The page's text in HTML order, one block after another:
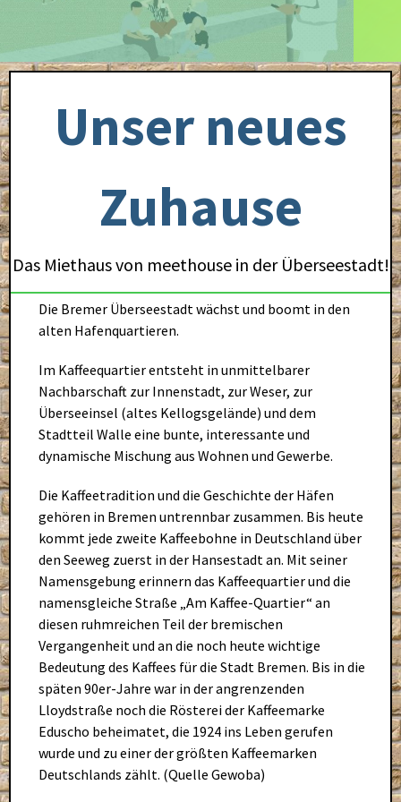
Unser neues
Zuhause
Das Miethaus von meethouse in der Überseestadt!
Die Bremer Überseestadt wächst und boomt in den
alten Hafenquartieren.
Im Kaffeequartier entsteht in unmittelbarer
Nachbarschaft zur Innenstadt, zur Weser, zur
Überseeinsel (altes Kellogsgelände) und dem
Stadtteil Walle eine bunte, interessante und
dynamische Mischung aus Wohnen und Gewerbe.
Die Kaffeetradition und die Geschichte der Häfen
gehören in Bremen untrennbar zusammen. Bis heute
kommt jede zweite Kaffeebohne in Deutschland über
den Seeweg zuerst in der Hansestadt an. Mit seiner
Namensgebung erinnern das Kaffeequartier und die
namensgleiche Straße „Am Kaffee-Quartier“ an
diesen ruhmreichen Teil der bremischen
Vergangenheit und an die noch heute wichtige
Bedeutung des Kaffees für die Stadt Bremen. Bis in die
späten 90er-Jahre war in der angrenzenden
Lloydstraße noch die Rösterei der Kaffeemarke
Eduscho beheimatet, die 1924 ins Leben gerufen
wurde und zu einer der größten Kaffeemarken
Deutschlands zählt. (Quelle Gewoba)